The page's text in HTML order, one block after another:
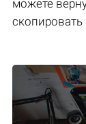
можете